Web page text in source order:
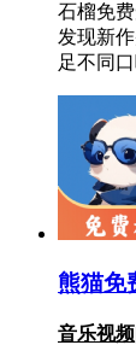
石榴免
发现新
足不同
熊猫免
音乐视频